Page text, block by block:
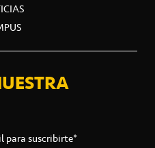
para suscribirte*